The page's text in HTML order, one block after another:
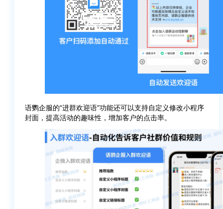
语鹦企服的“进群欢迎语”功能还可以支持自定义修改小程序
封面，提高活动的趣味性，增加客户的点击率。